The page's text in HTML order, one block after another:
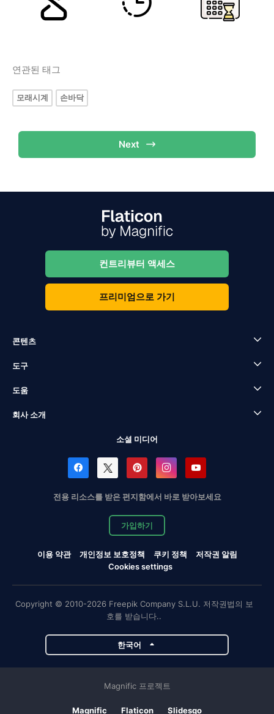
연관된 태그
모래시계 손바닥
Next
컨트리뷰터 액세스
프리미엄으로 가기
콘텐츠
도구
도움
회사 소개
소셜 미디어
전용 리소스를 받은 편지함에서 바로 받아보세요
가입하기
이용 약관 개인정보 보호정책 쿠키 정책
저작권 알림
Cookies settings
Copyright © 2010-2026 Freepik Company S.L.U. 저작권법의 보
호를 받습니다..
한국어
Magnific 프로젝트
Magnific Flaticon Slidesgo